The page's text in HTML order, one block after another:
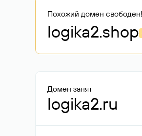
Похожий домен свободен!
logika2.shop
Домен занят
logika2.ru